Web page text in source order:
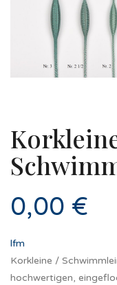
0,00 €
lfm
Korkleine /
hochwertigen,